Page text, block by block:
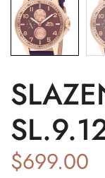
$699.00